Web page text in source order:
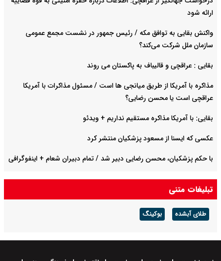
ارائه شود
واکنش بقایی به توافق مکه / رئیس جمهور در نشست مجمع عمومی
سازمان ملل شرکت می‌کند؟
بقایی : عراقچی و قالیباف به پاکستان می روند
مذاکره با آمریکا از طریق میانجی ها است / مسئول مذاکرات با آمریکا
عراقچی است یا محسن رضایی؟
بقایی: با آمریکا مذاکره مستقیم نداریم + ویدئو
عکسی که ایسنا از مسعود پزشکیان منتشر کرد
با حکم پزشکیان، محسن رضایی دبیر شد / تمام دبیران شعام + اینفوگرافی
عراقچی در وزارت امور خارجه مراسم تعزیه برگزار کرد + عکس
تبلیغات متنی
طلای آبشده بوکینگ